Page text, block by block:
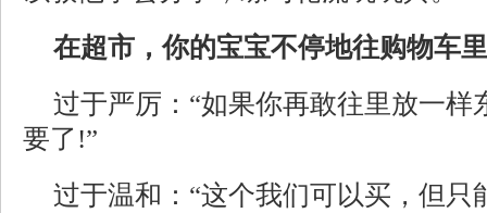
在超市，你的宝宝不停地往购物车
过于严厉：“如果你再敢往里放一样
要了!”
过于温和：“这个我们可以买，但只